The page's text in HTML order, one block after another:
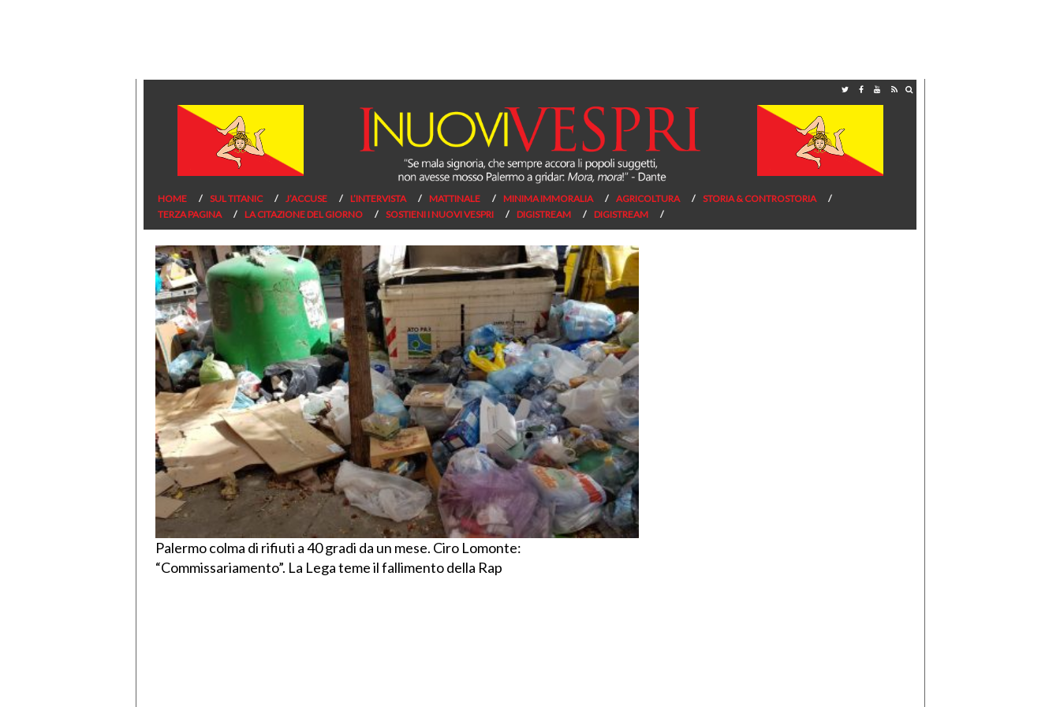
HOME SUL TITANIC J’ACCUSE L’INTERVISTA MATTINALE MINIMA IMMORALIA AGRICOLTURA
STORIA & CONTROSTORIA
TERZA PAGINA
LA CITAZIONE DEL GIORNO SOSTIENI I NUOVI VESPRI DIGISTREAM DIGISTREAM
Palermo colma di rifiuti a 40 gradi da un mese. Ciro Lomonte:
“Commissariamento”. La Lega teme il fallimento della Rap